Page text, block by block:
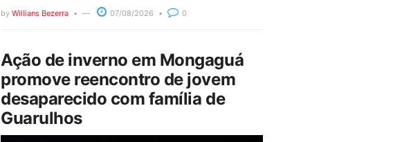
by Willians Bezerra 07/08/2026 0
Ação de inverno em Mongaguá
promove reencontro de jovem
desaparecido com família de
Guarulhos